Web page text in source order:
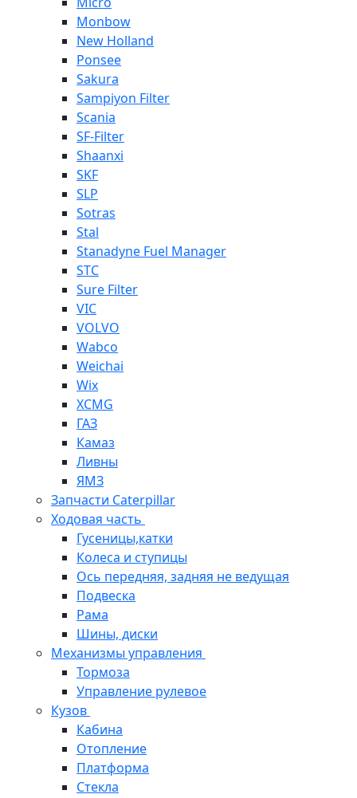
Monbow
New Holland
Ponsee
Sakura
Sampiyon Filter
Scania
SF-Filter
Shaanxi
SKF
SLP
Sotras
Stal
Stanadyne Fuel Manager
STC
Sure Filter
VIC
VOLVO
Wabco
Weichai
Wix
XCMG
ГАЗ
Камаз
Ливны
ЯМЗ
Запчасти Caterpillar
Ходовая часть
Гусеницы,катки
Колеса и ступицы
Ось передняя, задняя не ведущая
Подвеска
Рама
Шины, диски
Механизмы управления
Тормоза
Управление рулевое
Кузов
Кабина
Отопление
Платформа
Стекла